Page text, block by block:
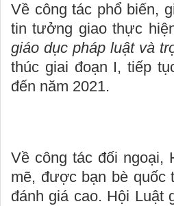
Về công tác phổ biến,
tin tưởng giao thực
giáo dục pháp luật và
thúc giai đoạn I, tiếp
đến năm 2021.
Về công tác đối ngoại,
mẽ, được bạn bè
đánh giá cao. Hội Luật